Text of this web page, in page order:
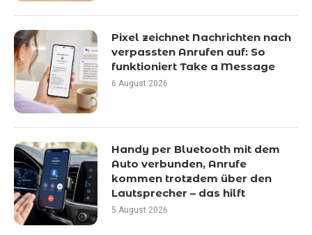
Pixel zeichnet Nachrichten nach
verpassten Anrufen auf: So
funktioniert Take a Message
6 August 2026
Handy per Bluetooth mit dem
Auto verbunden, Anrufe
kommen trotzdem über den
Lautsprecher – das hilft
5 August 2026